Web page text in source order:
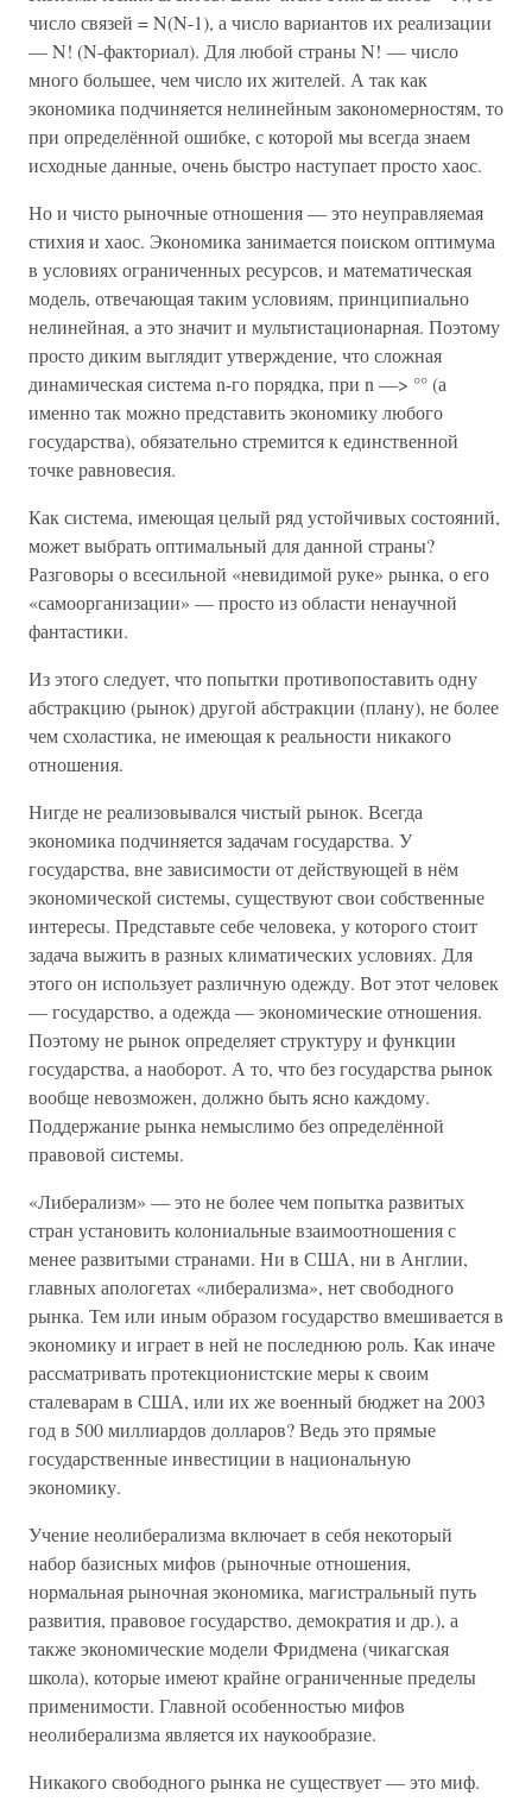
число связей = N(N-1), а число вариантов их реализации
— N! (N-факториал). Для любой страны N! — число
много большее, чем число их жителей. А так как
экономика подчиняется нелинейным закономерностям, то
при определённой ошибке, с которой мы всегда знаем
исходные данные, очень быстро наступает просто хаос.
Но и чисто рыночные отношения — это неуправляемая
стихия и хаос. Экономика занимается поиском оптимума
в условиях ограниченных ресурсов, и математическая
модель, отвечающая таким условиям, принципиально
нелинейная, а это значит и мультистационарная. Поэтому
просто диким выглядит утверждение, что сложная
динамическая система n-го порядка, при n —> °° (а
именно так можно представить экономику любого
государства), обязательно стремится к единственной
точке равновесия.
Как система, имеющая целый ряд устойчивых состояний,
может выбрать оптимальный для данной страны?
Разговоры о всесильной «невидимой руке» рынка, о его
«самоорганизации» — просто из области ненаучной
фантастики.
Из этого следует, что попытки противопоставить одну
абстракцию (рынок) другой абстракции (плану), не более
чем схоластика, не имеющая к реальности никакого
отношения.
Нигде не реализовывался чистый рынок. Всегда
экономика подчиняется задачам государства. У
государства, вне зависимости от действующей в нём
экономической системы, существуют свои собственные
интересы. Представьте себе человека, у которого стоит
задача выжить в разных климатических условиях. Для
этого он использует различную одежду. Вот этот человек
— государство, а одежда — экономические отношения.
Поэтому не рынок определяет структуру и функции
государства, а наоборот. А то, что без государства рынок
вообще невозможен, должно быть ясно каждому.
Поддержание рынка немыслимо без определённой
правовой системы.
«Либерализм» — это не более чем попытка развитых
стран установить колониальные взаимоотношения с
менее развитыми странами. Ни в США, ни в Англии,
главных апологетах «либерализма», нет свободного
рынка. Тем или иным образом государство вмешивается в
экономику и играет в ней не последнюю роль. Как иначе
рассматривать протекционистские меры к своим
сталеварам в США, или их же военный бюджет на 2003
год в 500 миллиардов долларов? Ведь это прямые
государственные инвестиции в национальную
экономику.
Учение неолиберализма включает в себя некоторый
набор базисных мифов (рыночные отношения,
нормальная рыночная экономика, магистральный путь
развития, правовое государство, демократия и др.), а
также экономические модели Фридмена (чикагская
школа), которые имеют крайне ограниченные пределы
применимости. Главной особенностью мифов
неолиберализма является их наукообразие.
Никакого свободного рынка не существует — это миф.